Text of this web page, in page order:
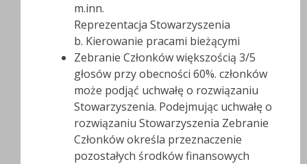
m.inn.
Reprezentacja Stowarzyszenia
b. Kierowanie pracami bieżącymi
Zebranie Członków większością 3/5
głosów przy obecności 60%. członków
może podjąć uchwałę o rozwiązaniu
Stowarzyszenia. Podejmując uchwałę o
rozwiązaniu Stowarzyszenia Zebranie
Członków określa przeznaczenie
pozostałych środków finansowych